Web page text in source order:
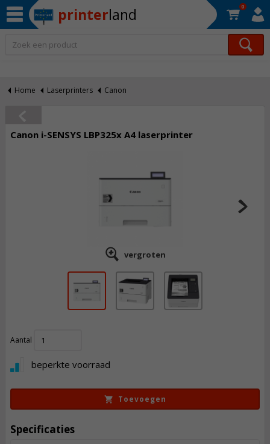
printerland 0
Home Laserprinters Canon
Canon i-SENSYS LBP325x A4 laserprinter
vergroten
Aantal
beperkte voorraad
Toevoegen
Specificaties